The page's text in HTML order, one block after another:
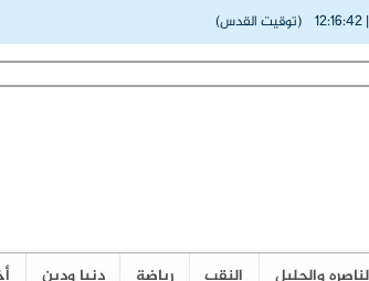
|
12:16:43(توقيت القدس)